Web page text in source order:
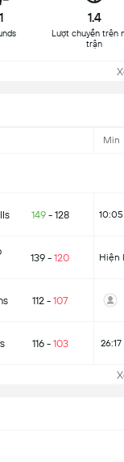
1.4
Lượt chuyền trên
trận
Min
149- 128 10:05
139 - 120 Hiện
112 - 107
116- 103 26:17